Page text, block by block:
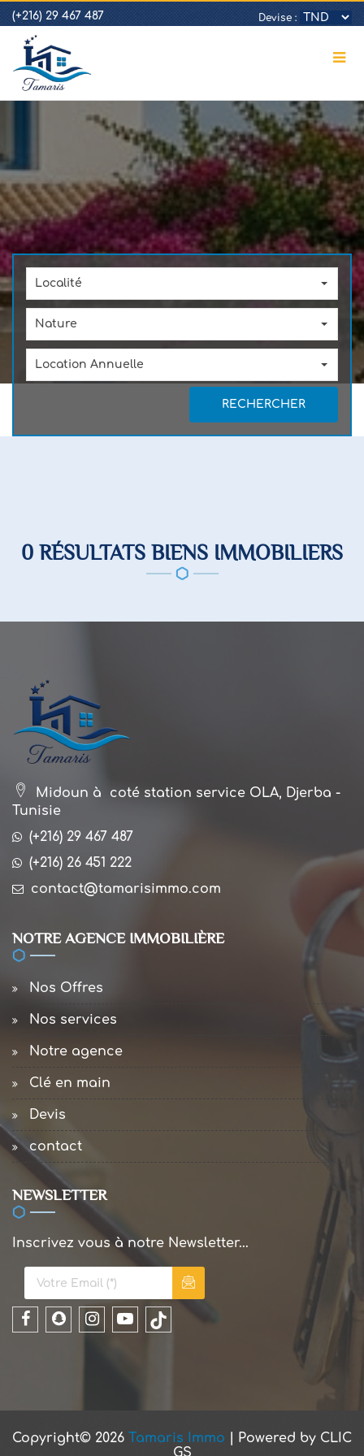
(+216) 29 467 487 Devise :
Localité
Nature
Location Annuelle
RECHERCHER
0 RÉSULTATS BIENS IMMOBILIERS
Midoun à coté station service OLA, Djerba -
Tunisie
(+216) 29 467 487
(+216) 26 451 222
contact@tamarisimmo.com
NOTRE AGENCE IMMOBILIÈRE
Nos Offres
Nos services
Notre agence
Clé en main
Devis
contact
NEWSLETTER
Inscrivez vous à notre Newsletter...
Copyright© 2026 Tamaris Immo | Powered by CLIC
GS